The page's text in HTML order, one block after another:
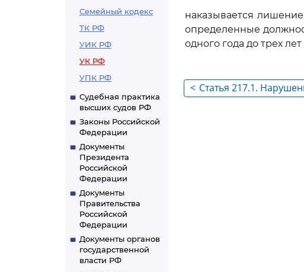
Семейный кодекс
ТК РФ
УИК РФ
УК РФ
УПК РФ
Судебная практика
высших судов РФ
Законы Российской
Федерации
Документы
Президента
Российской
Федерации
Документы
Правительства
Российской
Федерации
Документы органов
государственной
власти РФ
наказывается
определенные
одного года до трех
< Статья 217.1.